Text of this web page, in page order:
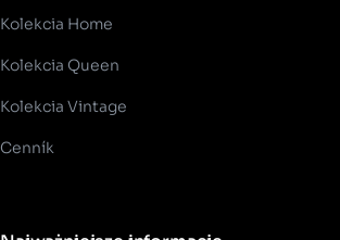
Kolekcia Home
Kolekcia Queen
Kolekcia Vintage
Cenník